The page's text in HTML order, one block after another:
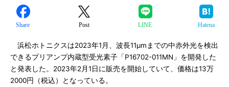
Share Post LINE Hatena
浜松ホトニクスは2023年1月、波長11μmまでの中赤外光を検出
できるプリアンプ内蔵型受光素子「P16702-011MN」を開発した
と発表した。2023年2月1日に販売を開始していて、価格は13万
2000円（税込）となっている。